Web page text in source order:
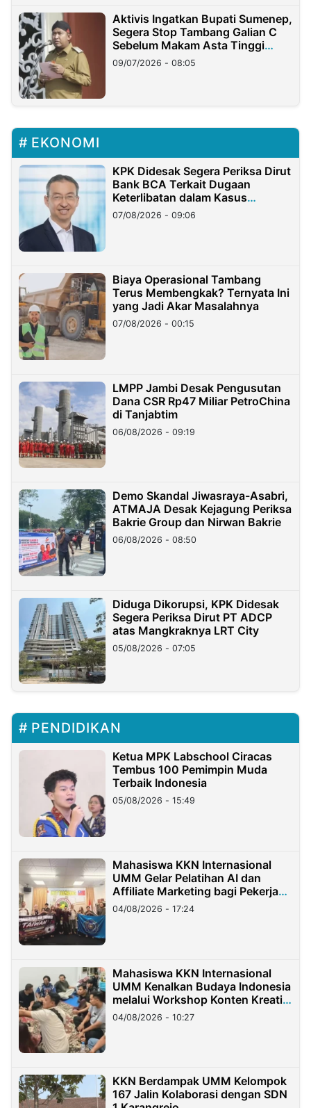
Aktivis Ingatkan Bupati Sumenep,
Segera Stop Tambang Galian C
Sebelum Makam Asta Tinggi
Longsor
09/07/2026 - 08:05
EKONOMI
KPK Didesak Segera Periksa Dirut
Bank BCA Terkait Dugaan
Keterlibatan dalam Kasus
Hilangnya Dana Nasabah Rp2,58
Miliar
07/08/2026 - 09:06
Biaya Operasional Tambang
Terus Membengkak? Ternyata Ini
yang Jadi Akar Masalahnya
07/08/2026 - 00:15
LMPP Jambi Desak Pengusutan
Dana CSR Rp47 Miliar PetroChina
di Tanjabtim
06/08/2026 - 09:19
Demo Skandal Jiwasraya-Asabri,
ATMAJA Desak Kejagung Periksa
Bakrie Group dan Nirwan Bakrie
06/08/2026 - 08:50
Diduga Dikorupsi, KPK Didesak
Segera Periksa Dirut PT ADCP
atas Mangkraknya LRT City
05/08/2026 - 07:05
PENDIDIKAN
Ketua MPK Labschool Ciracas
Tembus 100 Pemimpin Muda
Terbaik Indonesia
05/08/2026 - 15:49
Mahasiswa KKN Internasional
UMM Gelar Pelatihan AI dan
Affiliate Marketing bagi Pekerja
Migran Indonesia di Taiwan
04/08/2026 - 17:24
Mahasiswa KKN Internasional
UMM Kenalkan Budaya Indonesia
melalui Workshop Konten Kreatif
di Taiwan
04/08/2026 - 10:27
KKN Berdampak UMM Kelompok
167 Jalin Kolaborasi dengan SDN